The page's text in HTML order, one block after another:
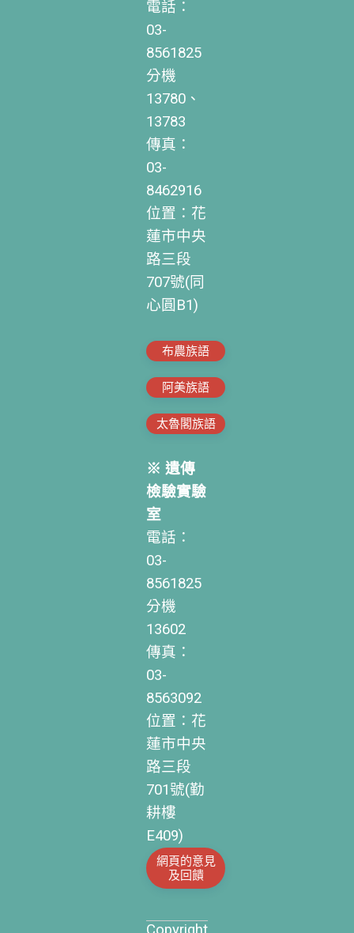
電話：
03-
8561825
分機
13780、
13783
傳真：
03-
8462916
位置：花
蓮市中央
路三段
707號(同
心圓B1)
布農族語
阿美族語
太魯閣族語
※ 遺傳
檢驗實驗
室
電話：
03-
8561825
分機
13602
傳真：
03-
8563092
位置：花
蓮市中央
路三段
701號(勤
耕樓
E409)
網頁的意見
及回饋